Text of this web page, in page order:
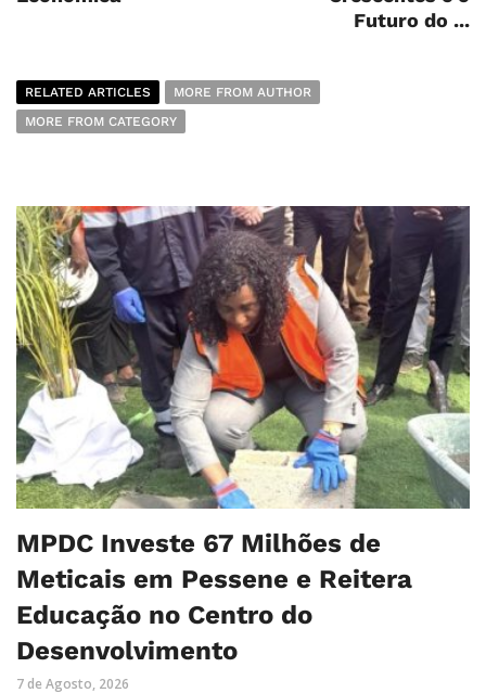
Futuro do ...
RELATED ARTICLES
MORE FROM AUTHOR
MORE FROM CATEGORY
MPDC Investe 67 Milhões de
Meticais em Pessene e Reitera
Educação no Centro do
Desenvolvimento
7 de Agosto, 2026